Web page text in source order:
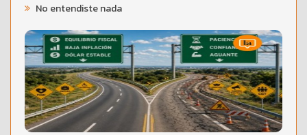
No entendiste nada